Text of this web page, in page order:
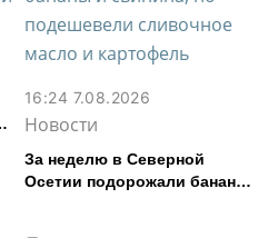
16:24 7.08.2026
Новости
За неделю в Северной
Осетии подорожали бананы